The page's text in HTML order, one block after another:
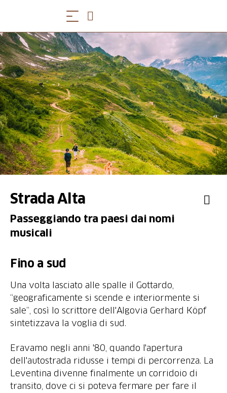
Strada Alta
Passeggiando tra paesi dai nomi
musicali
Fino a sud
Una volta lasciato alle spalle il Gottardo,
“geograficamente si scende e interiormente si
sale”, così lo scrittore dell'Algovia Gerhard Köpf
sintetizzava la voglia di sud.
Eravamo negli anni '80, quando l'apertura
dell'autostrada ridusse i tempi di percorrenza. La
Leventina divenne finalmente un corridoio di
transito, dove ci si poteva fermare per fare il